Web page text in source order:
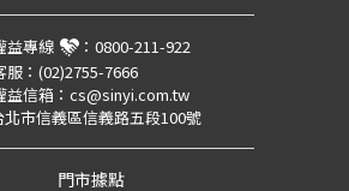
益專線 ： 0800-211-922
： (02)2755-7666
信箱： cs@sinyi.com.tw
北市信義區信義路五段100號
門市據點